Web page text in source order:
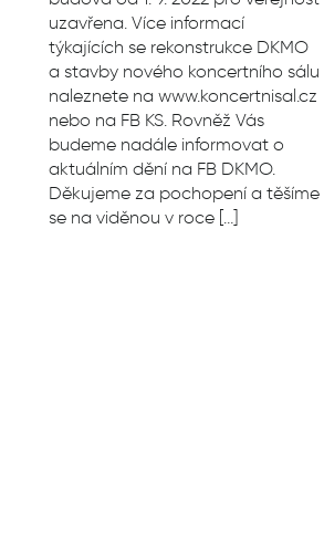
uzavřena. Více informací
týkajících se rekonstrukce DKMO
a stavby nového koncertního sálu
naleznete na www.koncertnisal.cz
nebo na FB KS. Rovněž Vás
budeme nadále informovat o
aktuálním dění na FB DKMO.
Děkujeme za pochopení a těšíme
se na viděnou v roce […]